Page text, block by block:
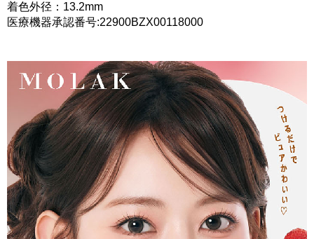
着色外径：13.2mm
医療機器承認番号:22900BZX00118000